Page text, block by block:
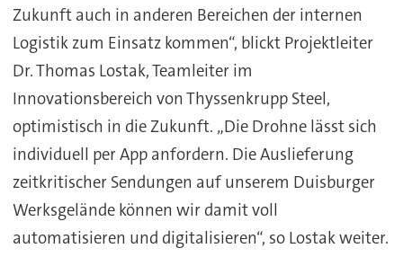
Zukunft auch in anderen Bereichen der internen
Logistik zum Einsatz kommen“, blickt Projektleiter
Dr. Thomas Lostak, Teamleiter im
Innovationsbereich von Thyssenkrupp Steel,
optimistisch in die Zukunft. „Die Drohne lässt sich
individuell per App anfordern. Die Auslieferung
zeitkritischer Sendungen auf unserem Duisburger
Werksgelände können wir damit voll
automatisieren und digitalisieren“, so Lostak weiter.